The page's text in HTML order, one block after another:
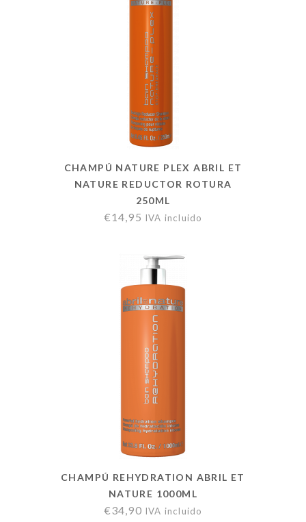
CHAMPÚ NATURE PLEX ABRIL ET
NATURE REDUCTOR ROTURA
250ML
€14,95 IVA incluido
CHAMPÚ REHYDRATION ABRIL ET
NATURE 1000ML
€34,90 IVA incluido